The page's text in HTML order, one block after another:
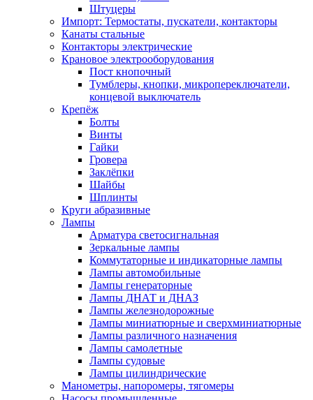
Штуцеры
Импорт: Термостаты, пускатели, контакторы
Канаты стальные
Контакторы электрические
Крановое электрооборудования
Пост кнопочный
Тумблеры, кнопки, микропереключатели,
концевой выключатель
Крепёж
Болты
Винты
Гайки
Гровера
Заклёпки
Шайбы
Шплинты
Круги абразивные
Лампы
Арматура светосигнальная
Зеркальные лампы
Коммутаторные и индикаторные лампы
Лампы автомобильные
Лампы генераторные
Лампы ДНАТ и ДНАЗ
Лампы железнодорожные
Лампы миниатюрные и сверхминиатюрные
Лампы различного назначения
Лампы самолетные
Лампы судовые
Лампы цилиндрические
Манометры, напоромеры, тягомеры